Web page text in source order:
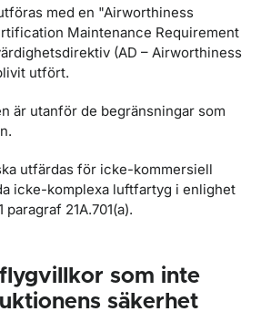
med en "Airworthiness
Maintenance Requirement
(AD – Airworthiness
utfört.
är utanför de begränsningar som
utfärdas för icke-kommersiell
icke-komplexa luftfartyg i enlighet
paragraf 21A.701(a).
som inte
säkerhet